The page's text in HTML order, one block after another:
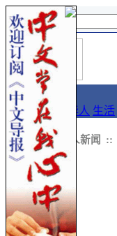
登录名:
首
页
导报
要闻 论坛 华人 生活
::新闻:: 华人新闻 ::